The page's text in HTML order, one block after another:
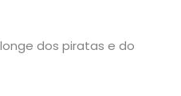
dos piratas e do